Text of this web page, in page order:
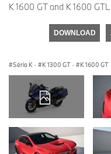
K 1600 GT and K 1600
DOWNLOAD
Séria K · K 1300 GT · K 1600 GT ·